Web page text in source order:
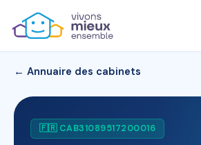
← Annuaire des cabinets
🇫🇷 CAB31089517200016